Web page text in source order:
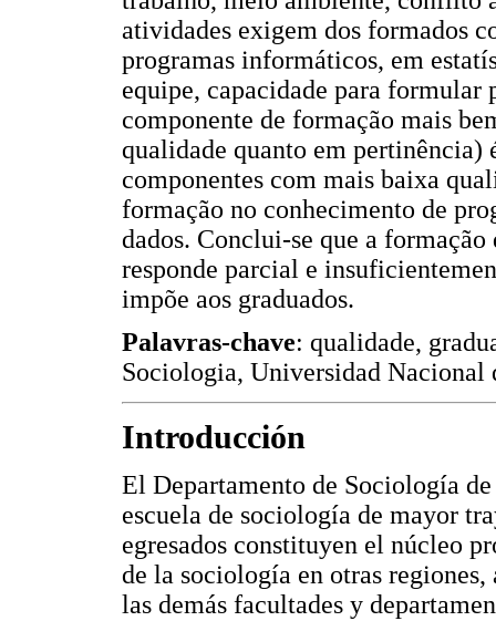
atividades exigem dos formados
programas informáticos, em
equipe, capacidade para formular
componente de formação mais
qualidade quanto em pertinência)
componentes com mais baixa
formação no conhecimento de
dados. Conclui-se que a
responde parcial e
impõe aos graduados.
Palavras-chave: qualidade,
Sociologia, Universidad Nacional
Introducción
El Departamento de Sociología
escuela de sociología de mayor
egresados constituyen el núcleo
de la sociología en otras
las demás facultades y